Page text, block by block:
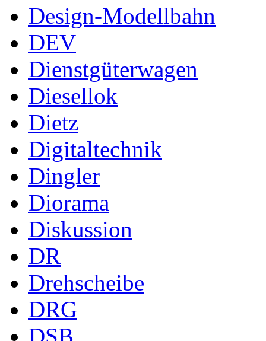
Design-Modellbahn
DEV
Dienstgüterwagen
Diesellok
Dietz
Digitaltechnik
Dingler
Diorama
Diskussion
DR
Drehscheibe
DRG